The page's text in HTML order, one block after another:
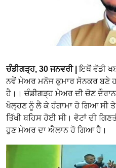
ਚੰਡੀਗੜ੍ਹ, 30 ਜਨਵਰੀ | ਇਥੋਂ ਵੱਡੀ
ਨਵੇਂ ਮੇਅਰ ਮਨੋਜ ਕੁਮਾਰ ਸੋਨਕਰ ਬਣੇ
ਹੈ।। ਚੰਡੀਗੜ੍ਹ ਮੇਅਰ ਦੀ ਚੋਣ ਦੌਰਾਨ
ਖੋਲ੍ਹਣ ਨੂੰ ਲੈ ਕੇ ਹੰਗਾਮਾ ਹੋ ਗਿਆ ਸੀ
ਤਿੱਖੀ ਬਹਿਸ ਹੋਈ ਸੀ। ਵੋਟਾਂ ਦੀ
ਹੁਣ ਮੇਅਰ ਦਾ ਐਲਾਨ ਹੋ ਗਿਆ ਹੈ।